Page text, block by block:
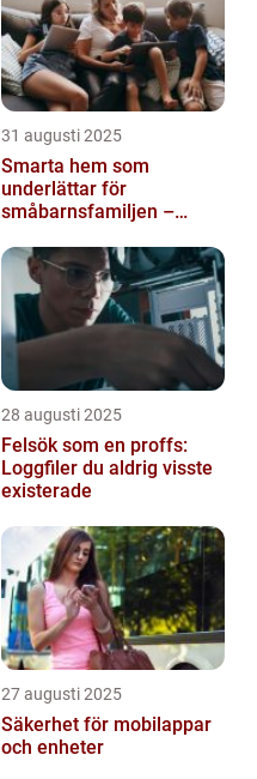
31 augusti 2025
Smarta hem som
underlättar för
småbarnsfamiljen –
barnens dagliga rutiner
28 augusti 2025
Felsök som en proffs:
Loggfiler du aldrig visste
existerade
27 augusti 2025
Säkerhet för mobilappar
och enheter